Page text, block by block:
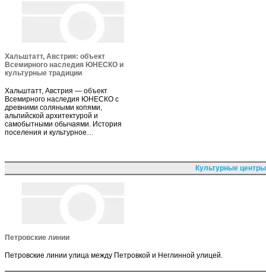
Хальштатт, Австрия: объект
Всемирного наследия ЮНЕСКО и
культурные традиции
Хальштатт, Австрия — объект
Всемирного наследия ЮНЕСКО с
древними соляными копями,
альпийской архитектурой и
самобытными обычаями. История
поселения и культурное…
Культурные
Петровские линии
Петровские линии улица между Петровкой и Неглинной улицей.